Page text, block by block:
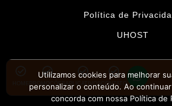
Política de
UHOST
PROMOÇÕESAPLICATIVOS CONTATO
Utilizamos cookies para melhorar
personalizar o conteúdo. Ao
concorda com nossa Política de